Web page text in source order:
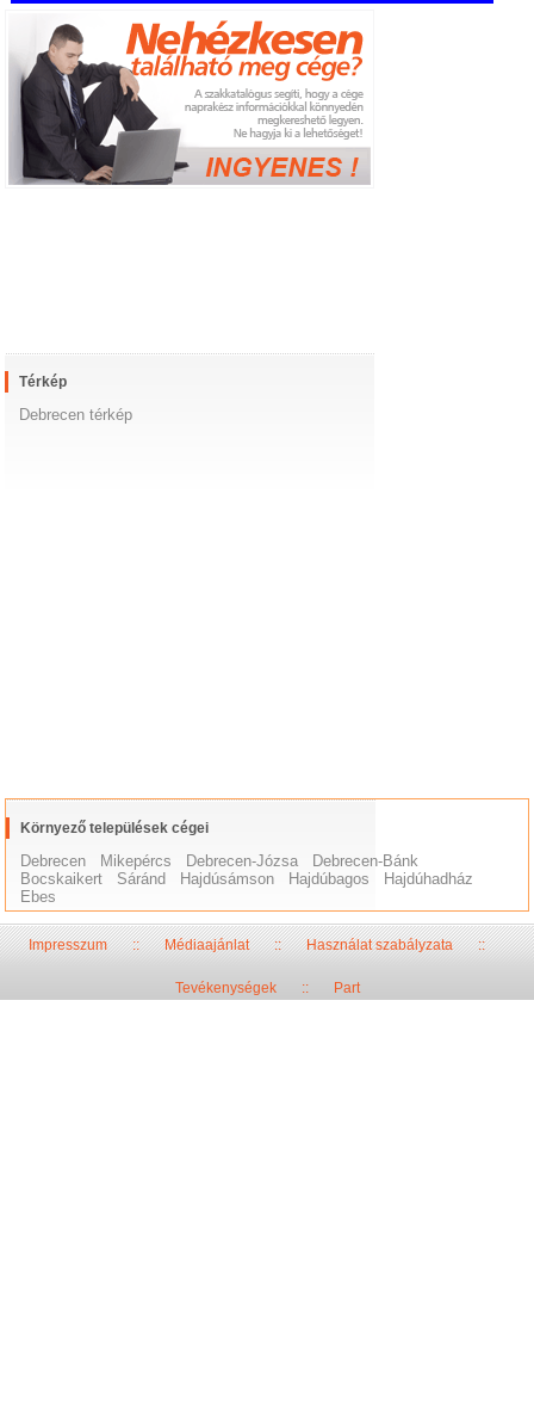
Térkép
Debrecen térkép
Környező települések cégei
Debrecen Mikepércs Debrecen-Józsa
Debrecen-Bánk
Bocskaikert
Sáránd Hajdúsámson Hajdúbagos
Hajdúhadház
Ebes
Impresszum::Médiaajánlat::Használat szabályzata::
Tevékenységek:: Part